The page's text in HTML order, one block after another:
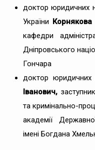
доктор юридичних
України Корнякова
кафедри
Дніпровського
Гончара
доктор
Іванович,
та кримінально-
академії
імені Богдана